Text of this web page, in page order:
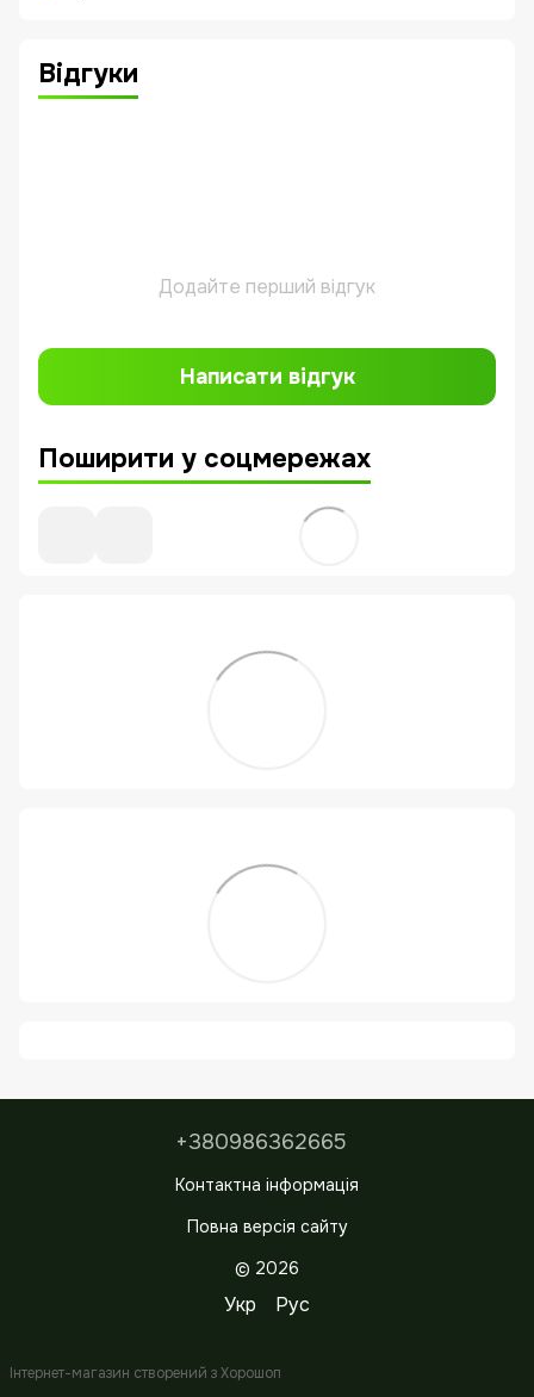
Відгуки
Додайте перший відгук
Написати відгук
Поширити у соцмережах
+380986362665
Контактна інформація
Повна версія сайту
© 2026
Укр Рус
Інтернет-магазин створений з Хорошоп